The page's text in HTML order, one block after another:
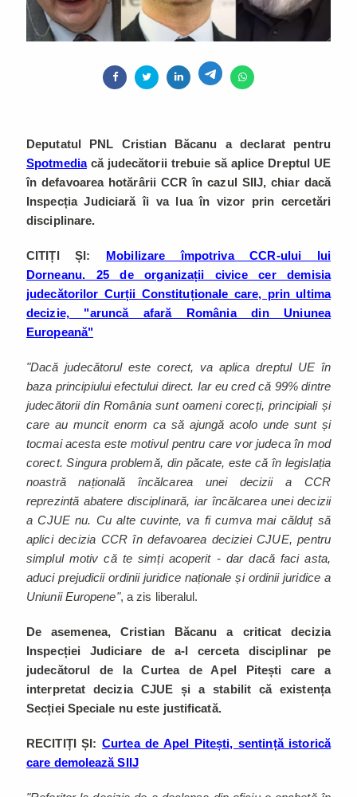
Deputatul PNL Cristian Băcanu a declarat pentru
Spotmediacă judecătorii trebuie să aplice Dreptul UE
în defavoarea hotărârii CCR în cazul SIIJ, chiar dacă
Inspecția Judiciară îi va lua în vizor prin cercetări
disciplinare.
CITIȚI ȘI: Mobilizare împotriva CCR-ului lui
Dorneanu. 25 de organizații civice cer demisia
judecătorilor Curții Constituționale care, prin ultima
decizie, "aruncă afară România din Uniunea
Europeană"
"Dacă judecătorul este corect, va aplica dreptul UE în
baza principiului efectului direct. Iar eu cred că 99% dintre
judecătorii din România sunt oameni corecți, principiali și
care au muncit enorm ca să ajungă acolo unde sunt și
tocmai acesta este motivul pentru care vor judeca în mod
corect. Singura problemă, din păcate, este că în legislația
noastră națională încălcarea unei decizii a CCR
reprezintă abatere disciplinară, iar încălcarea unei decizii
a CJUE nu. Cu alte cuvinte, va fi cumva mai călduț să
aplici decizia CCR în defavoarea deciziei CJUE, pentru
simplul motiv că te simți acoperit - dar dacă faci asta,
aduci prejudicii ordinii juridice naționale și ordinii juridice a
Uniunii Europene", a zis liberalul.
De asemenea, Cristian Băcanu a criticat decizia
Inspecției Judiciare de a-l cerceta disciplinar pe
judecătorul de la Curtea de Apel Pitești care a
interpretat decizia CJUE și a stabilit că existența
Secției Speciale nu este justificată.
RECITIȚI ȘI:Curtea de Apel Pitești, sentință istorică
care demolează SIIJ